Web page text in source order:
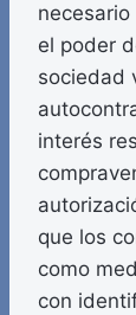
el poder
sociedad
interés
que los
como
con